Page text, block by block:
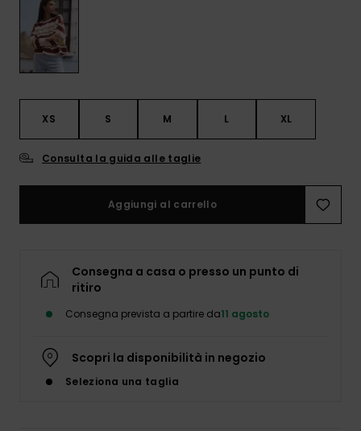
XS S M L XL
Consulta la guida alle taglie
Aggiungi al carrello
Consegna a casa o presso un punto di
ritiro
Consegna prevista a partire da11 agosto
Scopri la disponibilità in negozio
Seleziona una taglia